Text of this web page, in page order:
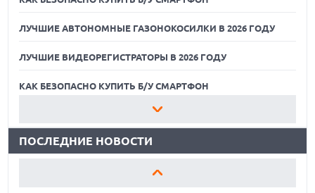
ЛУЧШИЕ АВТОНОМНЫЕ ГАЗОНОКОСИЛКИ В 2026 ГОДУ
ЛУЧШИЕ ВИДЕОРЕГИСТРАТОРЫ В 2026 ГОДУ
КАК БЕЗОПАСНО КУПИТЬ Б/У СМАРТФОН
ЛУЧШИЕ АВТОНОМНЫЕ ГАЗОНОКОСИЛКИ В 2026 ГОДУ
ЛУЧШИЕ ВИДЕОРЕГИСТРАТОРЫ В 2026 ГОДУ
КАК БЕЗОПАСНО КУПИТЬ Б/У СМАРТФОН
ПОСЛЕДНИЕ НОВОСТИ
07.08.2026
НА КЕЙСЕ ДЛЯ УПРАВЛЕНИЯ МУЗЫКОЙ
КАМЕРЫ В СМАРТФОНАХ PIXEL 11 PRO